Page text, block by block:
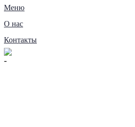
Меню
О нас
Контакты